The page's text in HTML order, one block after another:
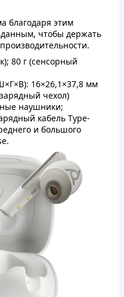
благодаря этим
чтобы держать
80 г (сенсорный
16×26,1×37,8 мм
чехол)
наушники;
кабель Type-
и большого